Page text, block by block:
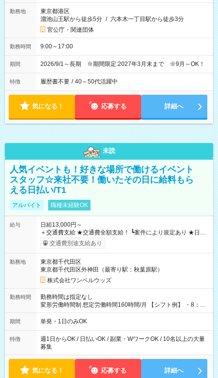
勤務地
東京都港区
溜池山王駅から徒歩5分 / 六本木一丁目駅から徒歩3分
官公庁・関連団体
勤務時間 9:00～17:00
期間 2026/9/1～長期 ※期間限定:2027年3月末まで ※9月～OK！
特徴 履歴書不要 / 40～50代活躍中
気になる！ 応募する 詳細へ
未読
人気イベントも！好きな場所で働けるイベント
スタッフ☆来社不要！働いたその日に給料もら
える日払い/T1
アルバイト 職種未経験OK
給与
日給13,000円～
＋交通費支給 ★交通費全額支給！ ┗案件により規定あり ★日払
いOK！（規定あり） ┗働いたその日に現金GET♪ お仕事後はコ
ンビニATMから 日払い分を引き落とせます！ 【試用期間】試
交通費別途支給あり
勤務地
東京都千代田区
東京都千代田区外神田（最寄り駅：秋葉原駅）
株式会社ワンベルウッズ
勤務時間
勤務時間は指定なし
変形労働時間制 想定労働時間160時間/月 【シフト例】 ・8：00
～21：00
期間 単発・1日のみOK
特徴
週1日からOK / 日払いOK / 副業・WワークOK / 10名以上の大量
募集
気になる！ 応募する 詳細へ